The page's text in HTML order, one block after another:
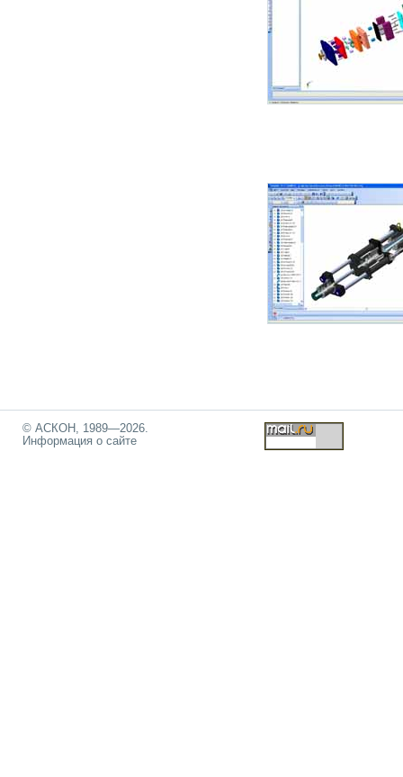
© АСКОН, 1989—2026.
Информация о сайте